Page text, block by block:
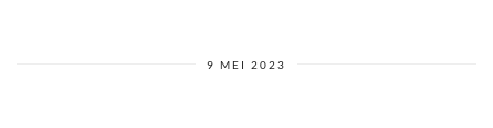
9 MEI 2023